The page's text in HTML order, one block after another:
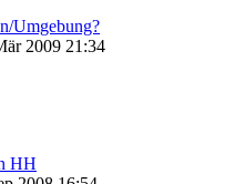
Umgebung?
2009 21:34
HH